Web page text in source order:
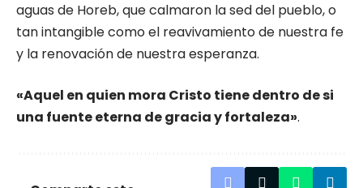
aguas de Horeb, que calmaron la sed del pueblo, o
tan intangible como el reavivamiento de nuestra fe
y la renovación de nuestra esperanza.
«Aquel en quien mora Cristo tiene dentro de si
una fuente eterna de gracia y fortaleza».